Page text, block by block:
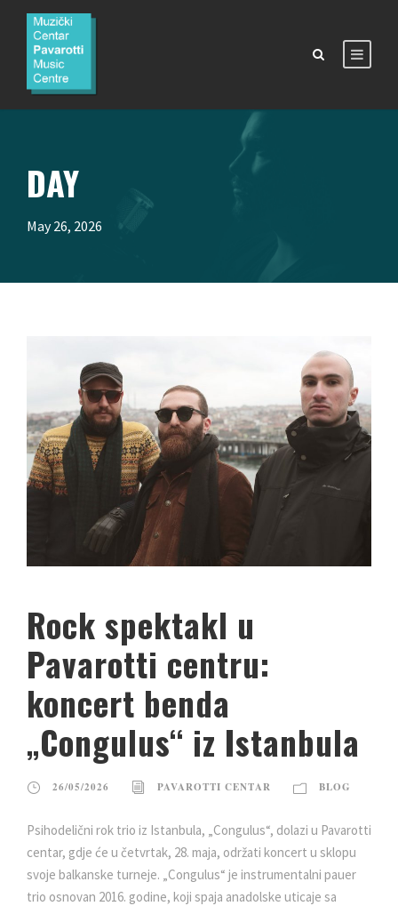
DAY
May 26, 2026
Rock spektakl u
Pavarotti centru:
koncert benda
„Congulus“ iz Istanbula
26/05/2026 PAVAROTTI CENTAR BLOG
Psihodelični rok trio iz Istanbula, „Congulus“, dolazi u Pavarotti
centar, gdje će u četvrtak, 28. maja, održati koncert u sklopu
svoje balkanske turneje. „Congulus“ je instrumentalni pauer
trio osnovan 2016. godine, koji spaja anadolske uticaje sa